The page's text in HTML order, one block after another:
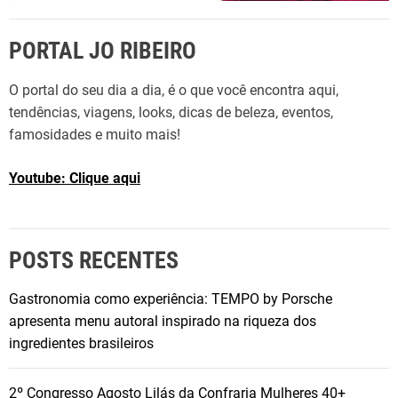
PORTAL JO RIBEIRO
O portal do seu dia a dia, é o que você encontra aqui,
tendências, viagens, looks, dicas de beleza, eventos,
famosidades e muito mais!
Youtube: Clique aqui
POSTS RECENTES
Gastronomia como experiência: TEMPO by Porsche
apresenta menu autoral inspirado na riqueza dos
ingredientes brasileiros
2º Congresso Agosto Lilás da Confraria Mulheres 40+